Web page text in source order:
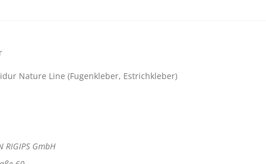
Nature Line (Fugenkleber, Estrichkleber)
RIGIPS GmbH